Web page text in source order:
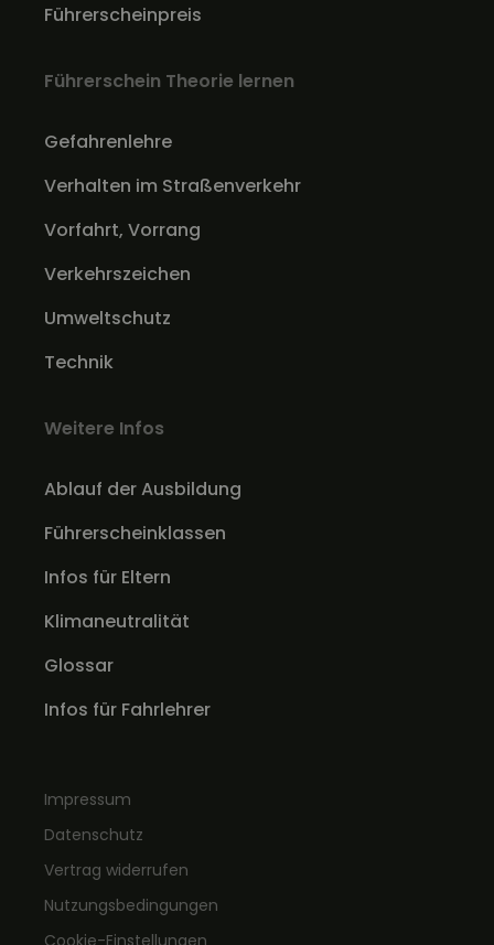
Führerscheinpreis
Führerschein Theorie lernen
Gefahrenlehre
Verhalten im Straßenverkehr
Vorfahrt, Vorrang
Verkehrszeichen
Umweltschutz
Technik
Weitere Infos
Ablauf der Ausbildung
Führerscheinklassen
Infos für Eltern
Klimaneutralität
Glossar
Infos für Fahrlehrer
Impressum
Datenschutz
Vertrag widerrufen
Nutzungsbedingungen
Cookie-Einstellungen